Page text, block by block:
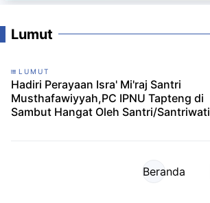
Lumut
LUMUT
Hadiri Perayaan Isra' Mi'raj Santri
Musthafawiyyah,PC IPNU Tapteng di
Sambut Hangat Oleh Santri/Santriwati
Beranda